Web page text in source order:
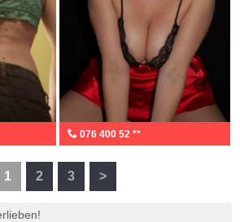
076 400 52 **
1 2 3 >